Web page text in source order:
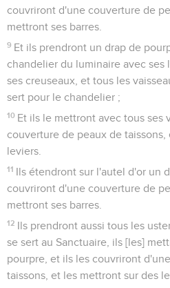
couvriront d'une couverture de
mettront ses barres.
9 Et ils prendront un drap de
chandelier du luminaire avec ses
ses creuseaux, et tous les
sert pour le chandelier ;
10 Et ils le mettront avec tous ses
couverture de peaux de
leviers.
11 Ils étendront sur l'autel d'or un
couvriront d'une couverture de
mettront ses barres.
12 Ils prendront aussi tous les
se sert au Sanctuaire, ils [les]
pourpre, et ils les couvriront
taissons, et les mettront sur des